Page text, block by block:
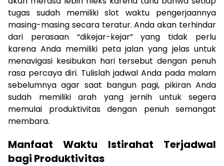
tugas sudah memiliki slot waktu pengerjaannya
masing-masing secara teratur. Anda akan terhindar
dari perasaan “dikejar-kejar” yang tidak perlu
karena Anda memiliki peta jalan yang jelas untuk
menavigasi kesibukan hari tersebut dengan penuh
rasa percaya diri. Tulislah jadwal Anda pada malam
sebelumnya agar saat bangun pagi, pikiran Anda
sudah memiliki arah yang jernih untuk segera
memulai produktivitas dengan penuh semangat
membara.
Manfaat Waktu Istirahat Terjadwal
bagi Produktivitas